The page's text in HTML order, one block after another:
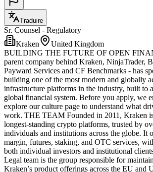
Traduire
Sr. Counsel - Regulatory
Kraken
United Kingdom
BUILDING THE FUTURE OF OPEN
parent company behind Kraken, NinjaTrader,
Payward Services and CF Benchmarks - has
building one of the most modern and globally
infrastructure platforms in the industry, built to
global financial system. Before you apply, we
explore our culture page to understand what
work. THE TEAM Founded in 2011, Kraken
longest-standing crypto platforms, trusted by
individuals and institutions across the globe. It
margin, futures, staking, and OTC services,
both individual investors and institutional
Legal team is the group responsible for
Kraken’s product offerings across the EU and